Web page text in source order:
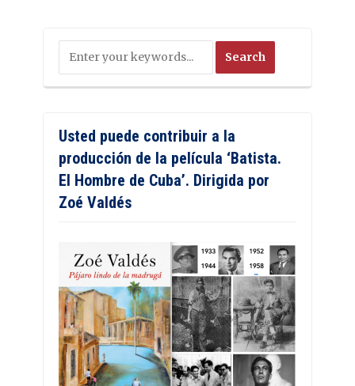
Usted puede contribuir a la
producción de la película ‘Batista.
El Hombre de Cuba’. Dirigida por
Zoé Valdés